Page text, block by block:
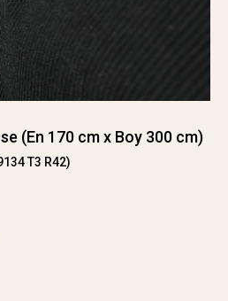
(En 170 cm x Boy 300 cm)
T3 R42)